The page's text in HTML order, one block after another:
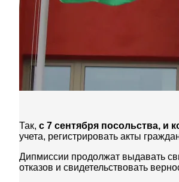
Так, с 7 сентября посольства, и
учета, регистрировать акты
Дипмиссии продолжат выдавать
отказов и свидетельствовать